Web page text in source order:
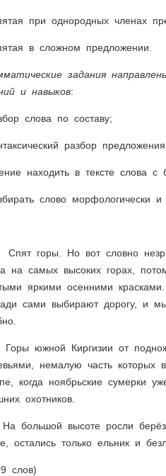
при однородных членах
в сложном предложении.
задания
и навыков:
слова по составу;
разбор
находить в тексте слова
слово морфологически и
горы. Но вот словно
на самых высоких горах,
яркими осенними
сами выбирают дорогу, и
южной Киргизии от
немалую часть
когда ноябрьские сумерки
охотников.
высоте росли
остались только ельник и
слов) (По